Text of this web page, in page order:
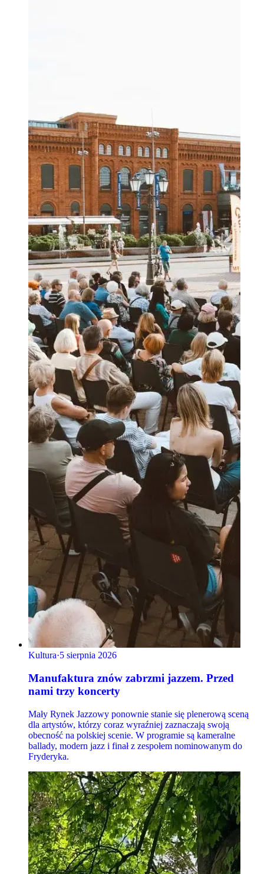
Kultura·5 sierpnia 2026
Manufaktura znów zabrzmi jazzem. Przed
nami trzy koncerty
Mały Rynek Jazzowy ponownie stanie się plenerową sceną
dla artystów, którzy coraz wyraźniej zaznaczają swoją
obecność na polskiej scenie. W programie są kameralne
ballady, modern jazz i finał z zespołem nominowanym do
Fryderyka.